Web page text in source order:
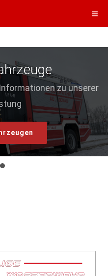
zu unserer